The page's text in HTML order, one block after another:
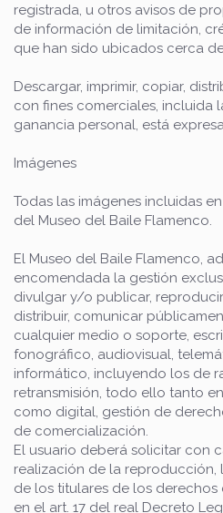
registrada, u otros avisos de
de información de limitación,
que han sido ubicados cerca
Descargar, imprimir, copiar,
con fines comerciales, incluida
ganancia personal, está
Imágenes
Todas las imágenes incluidas
del Museo del Baile Flamenco.
El Museo del Baile Flamenco,
encomendada la gestión
divulgar y/o publicar,
distribuir, comunicar
cualquier medio o soporte,
fonográfico, audiovisual,
informático, incluyendo los de
retransmisión, todo ello tanto
como digital, gestión de
de comercialización.
El usuario deberá solicitar con
realización de la
de los titulares de los
en el art. 17 del real Decreto